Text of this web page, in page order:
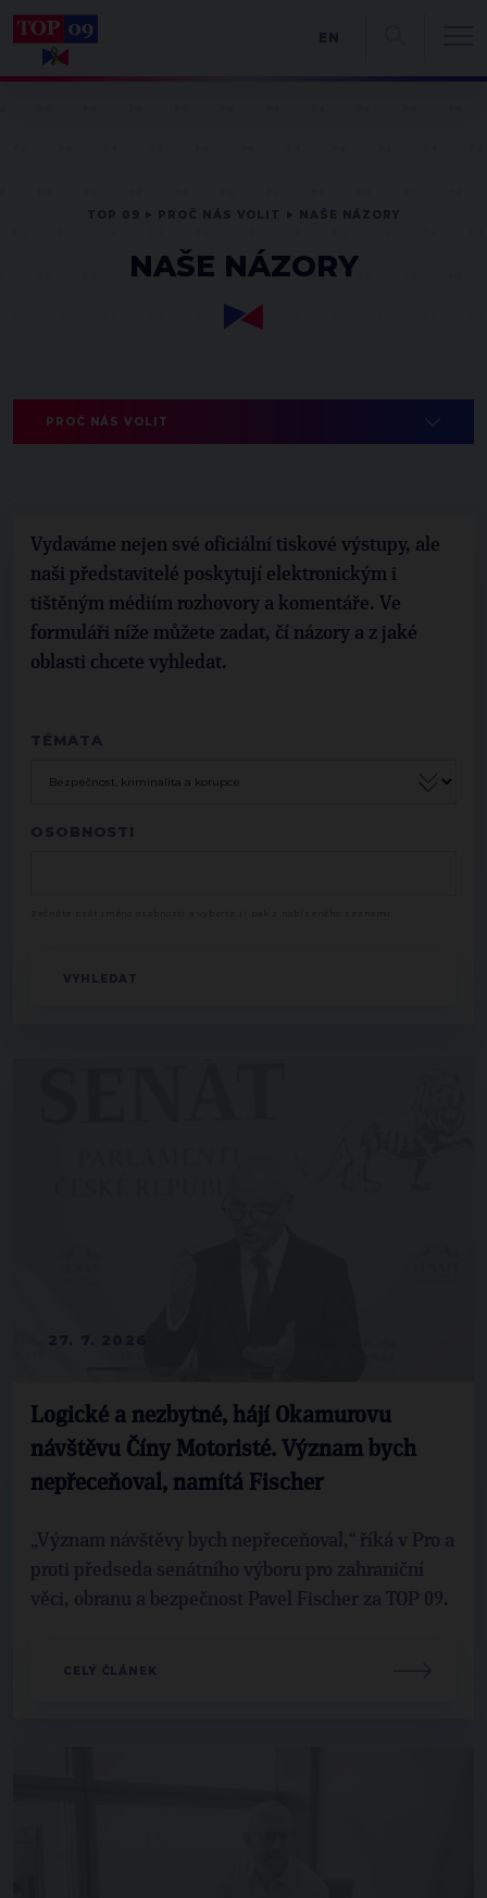
NAŠE NÁZORY
PROČ NÁS VOLIT
Vydaváme nejen své oficiální tiskové výstupy, ale
naši představitelé poskytují elektronickým i
tištěným médiím rozhovory a komentáře. Ve
formuláři níže můžete zadat, čí názory a z jaké
oblasti chcete vyhledat.
TÉMATA
OSOBNOSTI
Logické a nezbytné, hájí Okamurovu
návštěvu Číny Motoristé. Význam bych
nepřeceňoval, namítá Fischer
„Význam návštěvy bych nepřeceňoval,“ říká v Pro a
proti předseda senátního výboru pro zahraniční
věci, obranu a bezpečnost Pavel Fischer za TOP 09.
CELÝ ČLÁNEK